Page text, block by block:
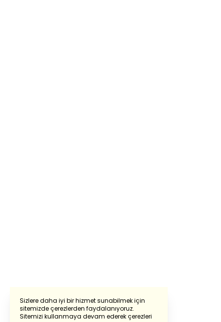
Sizlere daha iyi bir hizmet sunabilmek için
sitemizde çerezlerden faydalanıyoruz.
Sitemizi kullanmaya devam ederek çerezleri